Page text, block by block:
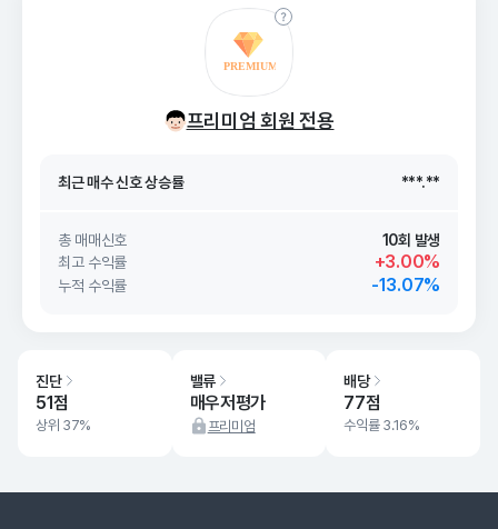
프리미엄 회원 전용
26. 08/09
최근 매수 신호 상승률 ***.**
최근 매수 신호 ***.**
총 매매신호
10회 발생
최고 수익률
+3.00%
누적 수익률 -13.07%
진단
51점
상위 37%
밸류
매우저평가
프리미엄
배당
77점
수익률 3.16%